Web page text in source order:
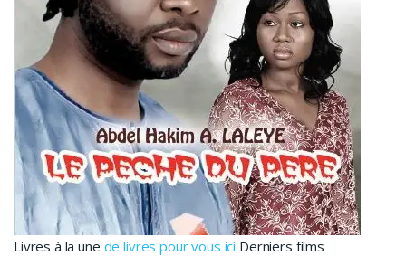
Livres à la une de livres pour vous ici Derniers films